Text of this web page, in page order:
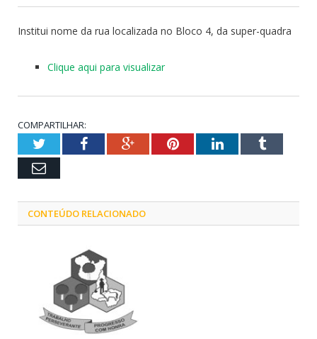
Institui nome da rua localizada no Bloco 4, da super-quadra
Clique aqui para visualizar
COMPARTILHAR:
TwitterFacebookGoogle+PinterestLinkedInTumblr
Email
CONTEÚDO RELACIONADO